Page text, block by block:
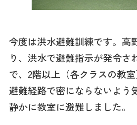
今度は洪水避難訓練です。高
り、洪水で避難指示が発令さ
で、2階以上（各クラスの教室
避難経路で密にならないよう
静かに教室に避難しました。